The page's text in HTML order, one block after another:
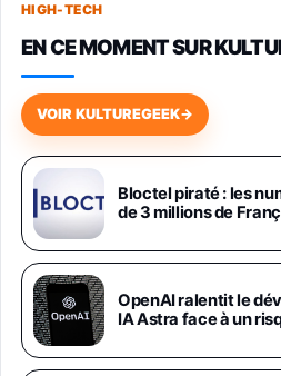
749,99€
648,63€834,71€
Samsung Galaxy
Android 5G avec Galaxy
Chargeur Secteur
Smartphone
1019€
Galaxy S26 Ultra 512
1019€1399€Fnac (Vendeur
HIGH-TECH
EN CE MOMENT SUR
VOIR KULTUREGEEK→
Bloctel piraté : les
de 3 millions de
OpenAI ralentit le
IA Astra face à un